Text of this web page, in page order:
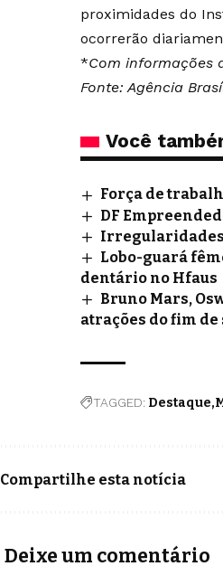
proximidades do
ocorrerão
*Com informações
Fonte: Agência
Você
Força de
DF
Irregularidades
Lobo-guará
dentário no Hfaus
Bruno Mars,
atrações do fim de
TAGGED: Destaque
Compartilhe esta notícia
Deixe um comentário